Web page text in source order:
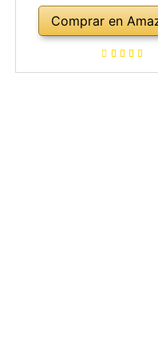
Rojo
Comprar en